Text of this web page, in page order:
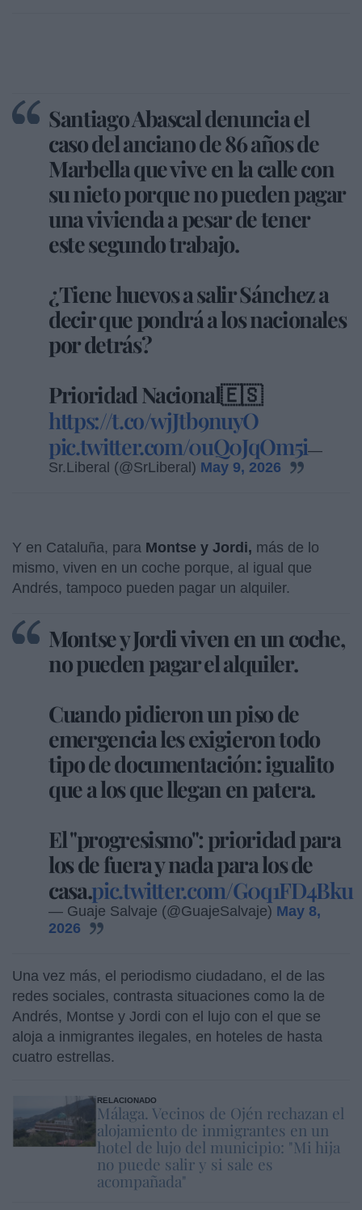
Santiago Abascal denuncia el
caso del anciano de 86 años de
Marbella que vive en la calle con
su nieto porque no pueden pagar
una vivienda a pesar de tener
este segundo trabajo.
¿Tiene huevos a salir Sánchez a
decir que pondrá a los nacionales
por detrás?
Prioridad Nacional🇪🇸
https://t.co/wjJtb9nuyO
pic.twitter.com/0uQ0JqOm5i—
Sr.Liberal (@SrLiberal) May 9, 2026
Y en Cataluña, para Montse y Jordi, más de lo
mismo, viven en un coche porque, al igual que
Andrés, tampoco pueden pagar un alquiler.
Montse y Jordi viven en un coche,
no pueden pagar el alquiler.
Cuando pidieron un piso de
emergencia les exigieron todo
tipo de documentación: igualito
que a los que llegan en patera.
El "progresismo": prioridad para
los de fuera y nada para los de
casa.pic.twitter.com/G0q1FD4Bku
— Guaje Salvaje (@GuajeSalvaje) May 8,
2026
Una vez más, el periodismo ciudadano, el de las
redes sociales, contrasta situaciones como la de
Andrés, Montse y Jordi con el lujo con el que se
aloja a inmigrantes ilegales, en hoteles de hasta
cuatro estrellas.
RELACIONADO
Málaga. Vecinos de Ojén rechazan el
alojamiento de inmigrantes en un
hotel de lujo del municipio: "Mi hija
no puede salir y si sale es
acompañada"